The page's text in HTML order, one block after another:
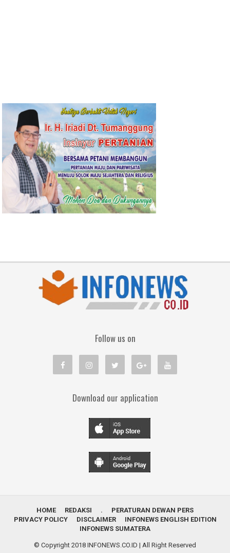
Follow us on
Download our application
HOME REDAKSI .
PERATURAN DEWAN PERS
PRIVACY POLICY
DISCLAIMER
INFONEWS ENGLISH EDITION
INFONEWS SUMATERA
© Copyright 2018 INFONEWS.CO.ID | All Right Reserved